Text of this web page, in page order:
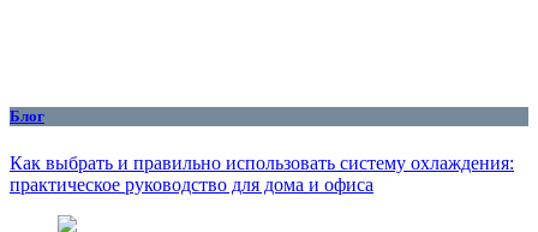
Блог
Как выбрать и правильно использовать систему охлаждения:
практическое руководство для дома и офиса